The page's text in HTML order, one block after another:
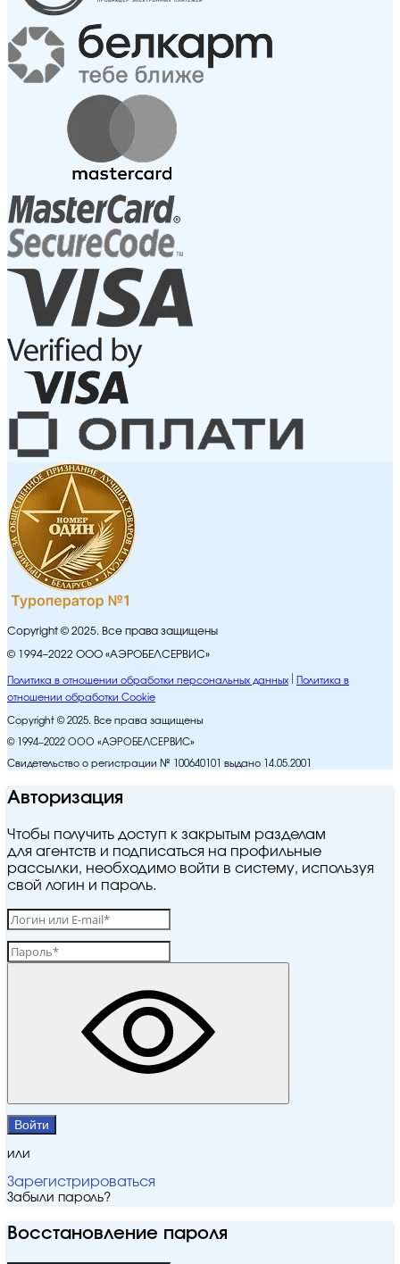
Copyright © 2025. Все права защищены
© 1994–2022 ООО «АЭРОБЕЛСЕРВИС»
Политика в отношении обработки персональных данных
Политика в
отношении обработки Cookie
Copyright © 2025. Все права защищены
© 1994–2022 ООО «АЭРОБЕЛСЕРВИС»
Свидетельство о регистрации № 100640101 выдано 14.05.2001
Авторизация
Чтобы получить доступ к закрытым разделам
для агентств и подписаться на профильные
рассылки, необходимо войти в систему, используя
свой логин и пароль.
Войти
или
Зарегистрироваться
Забыли пароль?
Восстановление пароля